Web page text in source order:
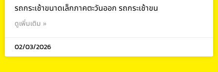
รถกระเช้าขนาดเล็กภาคตะวันออก รถกระเช้าขน
ดูเพิ่มเติม »
02/03/2026